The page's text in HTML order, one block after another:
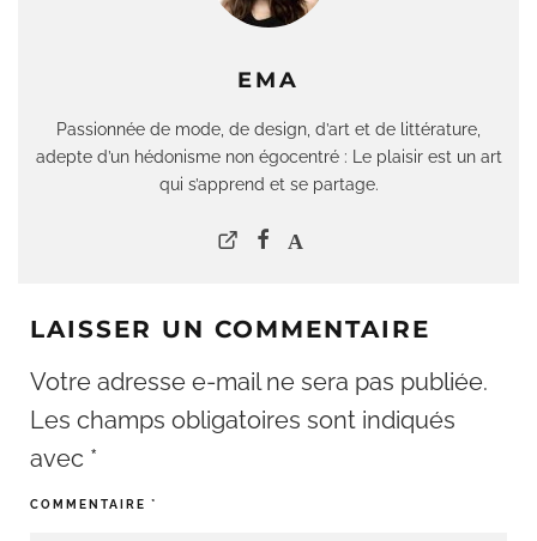
EMA
Passionnée de mode, de design, d’art et de littérature,
adepte d’un hédonisme non égocentré : Le plaisir est un art
qui s’apprend et se partage.
LAISSER UN COMMENTAIRE
Votre adresse e-mail ne sera pas publiée.
Les champs obligatoires sont indiqués
avec *
COMMENTAIRE *